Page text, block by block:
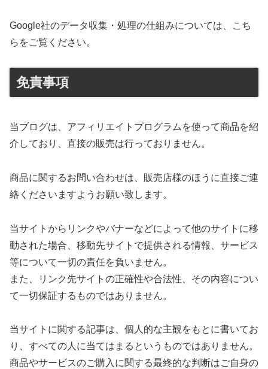
Google社のデータ収集・処理の仕組みについては、こち
らをご覧ください。
免責事項
当ブログは、アフィリエイトプログラムを使って商品を紹
介しており、直接の販売は行っておりません。
商品に関するお問い合わせは、販売店様のほうに直接ご連
絡くださいますようお願い致します。
当サイトからリンクやバナーなどによって他のサイトに移
動された場合、移動先サイトで提供される情報、サービス
等について一切の責任を負いません。
また、リンク先サイトの正確性や合法性、その内容につい
て一切保証するものではありません。
当サイトに関する記事は、個人的な主観をもとに書いてお
り、すべての人に当てはまるというものではありません。
商品やサービスのご購入に関する最終的な判断はご自身の